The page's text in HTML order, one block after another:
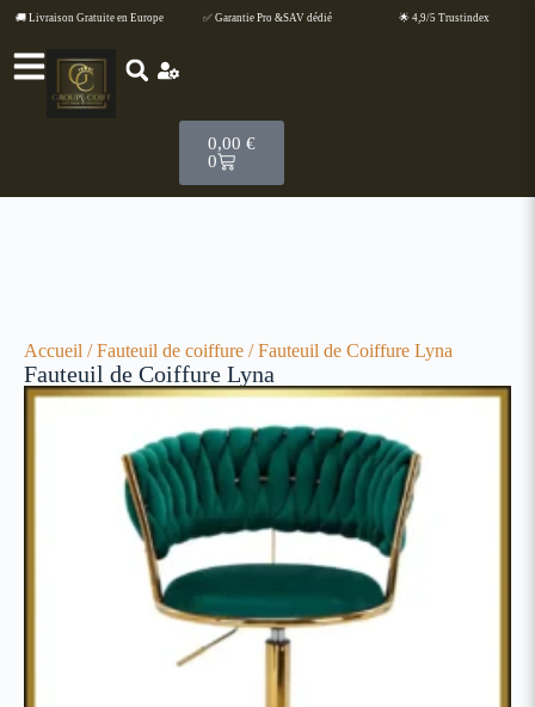
🚚 Livraison Gratuite en Europe ✅ Garantie Pro &SAV dédié 🌟 4,9/5 Trustindex
0,00 €
0
Accueil /Fauteuil de coiffure / Fauteuil de Coiffure Lyna
Fauteuil de Coiffure Lyna